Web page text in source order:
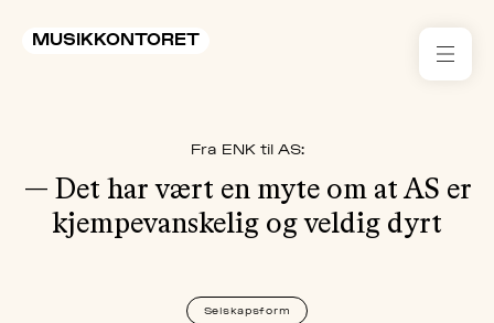
MUSIKKONTORET
I
Fra ENK til AS:
— Det har vært en myte om at AS er
kjempevanskelig og veldig dyrt
Selskapsform